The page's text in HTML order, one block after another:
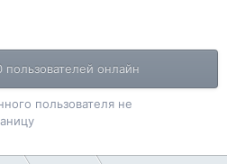
пользователей онлайн
пользователя не